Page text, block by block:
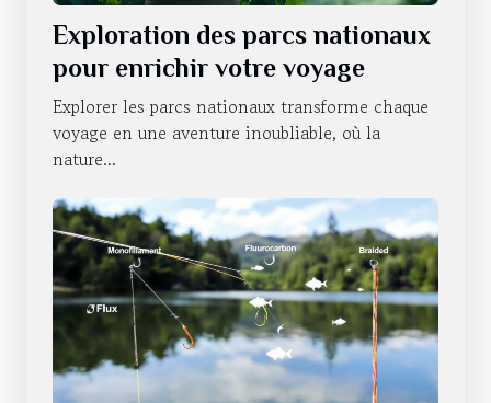
Exploration des parcs nationaux
pour enrichir votre voyage
Explorer les parcs nationaux transforme chaque
voyage en une aventure inoubliable, où la
nature...